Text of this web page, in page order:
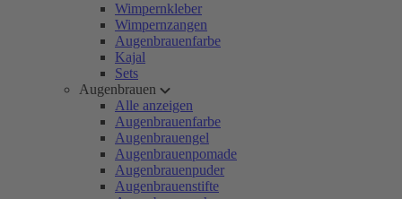
Wimpernkleber
Wimpernzangen
Augenbrauenfarbe
Kajal
Sets
Augenbrauen
Alle anzeigen
Augenbrauenfarbe
Augenbrauengel
Augenbrauenpomade
Augenbrauenpuder
Augenbrauenstifte